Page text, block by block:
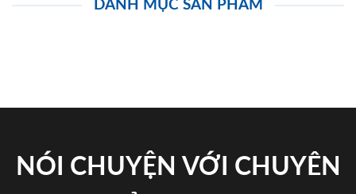
DANH MỤC SẢN PHẨM
NÓI CHUYỆN VỚI CHUYÊN